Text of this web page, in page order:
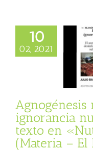
10
02, 2021
nutricional
ignorancia
Nuevo texto
Materia
ignorancia
texto en
(Materia – El